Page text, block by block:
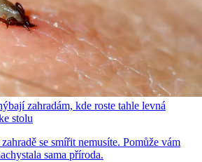
zahradám, kde roste tahle levná
stolu
se smířit nemusíte. Pomůže vám
sama příroda.